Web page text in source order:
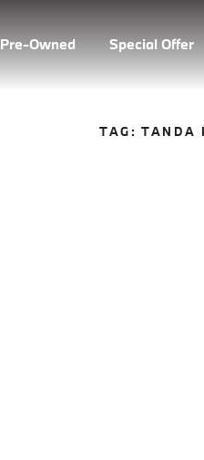
Pre-Owned Special Offer
TAG: TANDA